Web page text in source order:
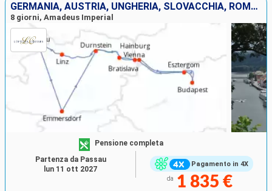
GERMANIA, AUSTRIA, UNGHERIA, SLOVACCHIA, ROMANIA
8 giorni, Amadeus Imperial
Pagamento in 4X
Pensione completa
da 1 835 €
Partenza da Passau
lun 11 ott 2027